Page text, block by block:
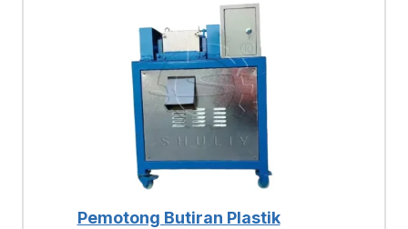
Pemotong Butiran Plastik